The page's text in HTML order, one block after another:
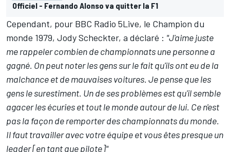
Officiel - Fernando Alonso va quitter la F1
Cependant, pour BBC Radio 5Live, le Champion du
monde 1979, Jody Scheckter, a déclaré : "J'aime juste
me rappeler combien de championnats une personne a
gagné. On peut noter les gens sur le fait qu'ils ont eu de la
malchance et de mauvaises voitures. Je pense que les
gens le surestiment. Un de ses problèmes est qu'il semble
agacer les écuries et tout le monde autour de lui. Ce n'est
pas la façon de remporter des championnats du monde.
Il faut travailler avec votre équipe et vous êtes presque un
leader [en tant que pilote]"